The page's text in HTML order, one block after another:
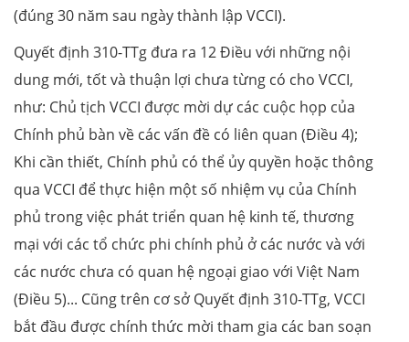
(đúng 30 năm sau ngày thành lập VCCI).
Quyết định 310-TTg đưa ra 12 Điều với những nội
dung mới, tốt và thuận lợi chưa từng có cho VCCI,
như: Chủ tịch VCCI được mời dự các cuộc họp của
Chính phủ bàn về các vấn đề có liên quan (Điều 4);
Khi cần thiết, Chính phủ có thể ủy quyền hoặc thông
qua VCCI để thực hiện một số nhiệm vụ của Chính
phủ trong việc phát triển quan hệ kinh tế, thương
mại với các tổ chức phi chính phủ ở các nước và với
các nước chưa có quan hệ ngoại giao với Việt Nam
(Điều 5)... Cũng trên cơ sở Quyết định 310-TTg, VCCI
bắt đầu được chính thức mời tham gia các ban soạn